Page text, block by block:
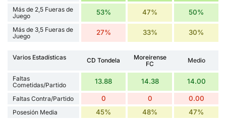
Más de 2,5 Fueras de
Juego
53% 47% 50%
Más de 3,5 Fueras de
Juego
27% 33% 30%
Varios Estadísticas CD Tondela
Moreirense
FC
Medio
Faltas
Cometidas/Partido
13.88 14.38 14.00
Faltas Contra/Partido 0 0 0.00
Posesión Media 45% 48% 47%